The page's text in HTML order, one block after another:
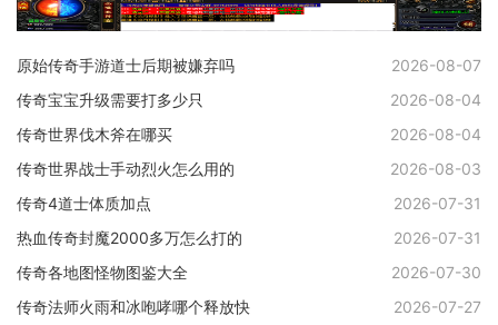
原始传奇手游道士后期被嫌弃吗
2026-08-07
传奇宝宝升级需要打多少只
2026-08-04
传奇世界伐木斧在哪买
2026-08-04
传奇世界战士手动烈火怎么用的
2026-08-03
传奇4道士体质加点
2026-07-31
热血传奇封魔2000多万怎么打的
2026-07-31
传奇各地图怪物图鉴大全
2026-07-30
传奇法师火雨和冰咆哮哪个释放快
2026-07-27